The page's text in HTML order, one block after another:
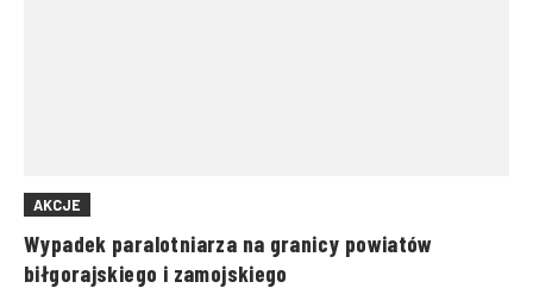
AKCJE
Wypadek paralotniarza na granicy powiatów
biłgorajskiego i zamojskiego